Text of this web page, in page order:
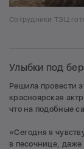
Сотрудники ТЭЦ
Улыбки под
Решила провести
красноярская
что на подобные
«Сегодня я
в песочнице, даже